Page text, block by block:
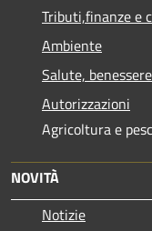
Tributi,finanze e
Ambiente
Salute,
Autorizzazioni
Agricoltura e
NOVITÀ
Notizie